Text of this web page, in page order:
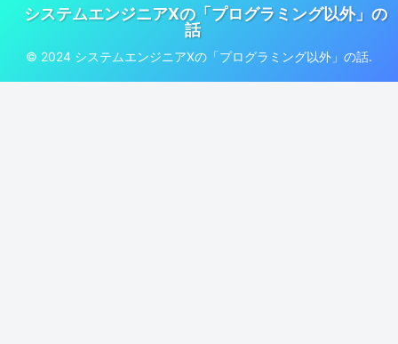
システムエンジニアXの「プログラミング以外」の
話
© 2024 システムエンジニアXの「プログラミング以外」の話.